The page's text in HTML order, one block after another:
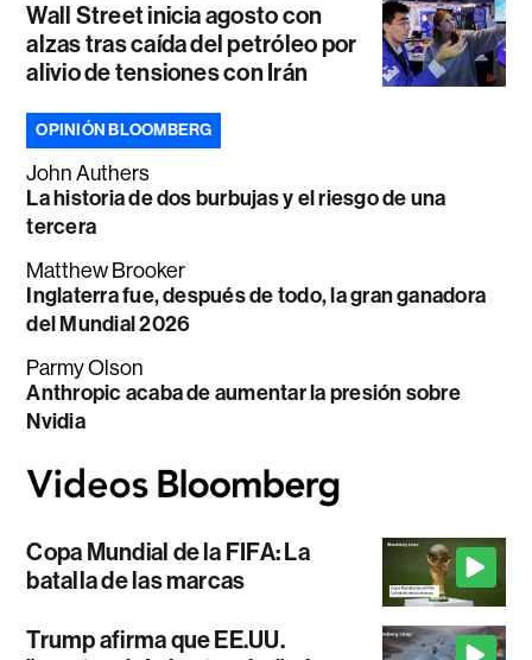
Wall Street inicia agosto con
alzas tras caída del petróleo por
alivio de tensiones con Irán
OPINIÓN BLOOMBERG
John Authers
La historia de dos burbujas y el riesgo de una
tercera
Matthew Brooker
Inglaterra fue, después de todo, la gran ganadora
del Mundial 2026
Parmy Olson
Anthropic acaba de aumentar la presión sobre
Nvidia
Copa Mundial de la FIFA: La
batalla de las marcas
Trump afirma que EE.UU.